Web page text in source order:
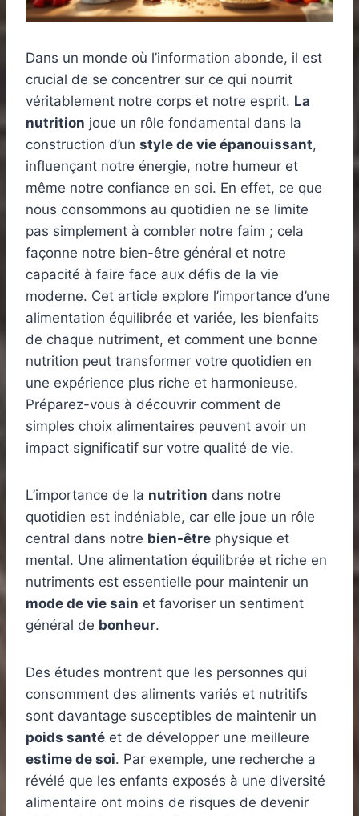
Dans un monde où l’information abonde, il est
crucial de se concentrer sur ce qui nourrit
véritablement notre corps et notre esprit. La
nutrition joue un rôle fondamental dans la
construction d’un style de vie épanouissant,
influençant notre énergie, notre humeur et
même notre confiance en soi. En effet, ce que
nous consommons au quotidien ne se limite
pas simplement à combler notre faim ; cela
façonne notre bien-être général et notre
capacité à faire face aux défis de la vie
moderne. Cet article explore l’importance d’une
alimentation équilibrée et variée, les bienfaits
de chaque nutriment, et comment une bonne
nutrition peut transformer votre quotidien en
une expérience plus riche et harmonieuse.
Préparez-vous à découvrir comment de
simples choix alimentaires peuvent avoir un
impact significatif sur votre qualité de vie.
L’importance de la nutrition dans notre
quotidien est indéniable, car elle joue un rôle
central dans notre bien-être physique et
mental. Une alimentation équilibrée et riche en
nutriments est essentielle pour maintenir un
mode de vie sain et favoriser un sentiment
général de bonheur.
Des études montrent que les personnes qui
consomment des aliments variés et nutritifs
sont davantage susceptibles de maintenir un
poids santé et de développer une meilleure
estime de soi. Par exemple, une recherche a
révélé que les enfants exposés à une diversité
alimentaire ont moins de risques de devenir